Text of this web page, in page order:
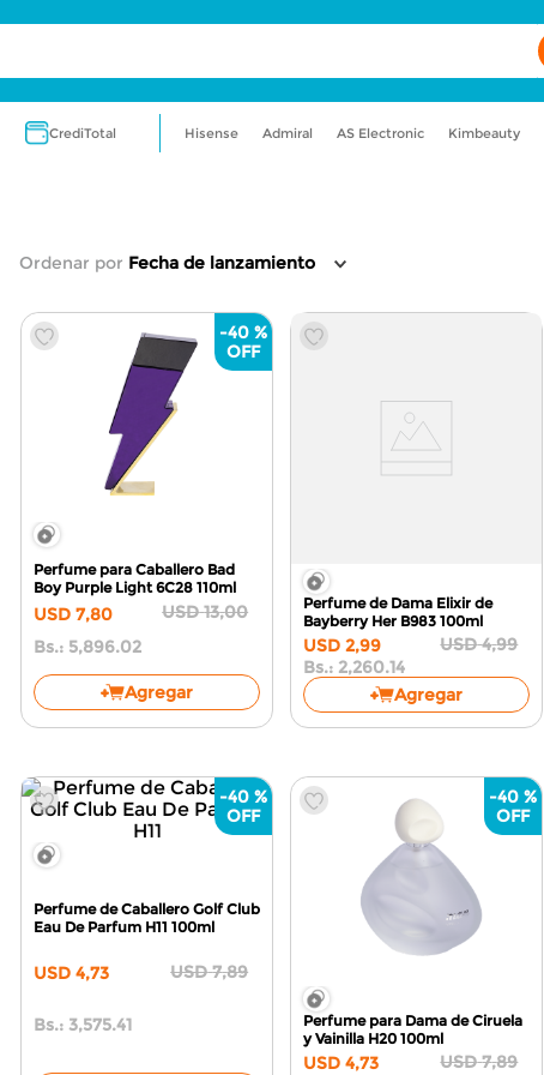
CrediTotal Hisense Admiral AS Electronic Kimbeauty
Ordenar por Fecha de lanzamiento
-40 %
Perfume para Caballero Bad
Boy Purple Light 6C28 110ml
USD 7,80 USD 13,00
Bs.: 5,896.02
Agregar
Perfume de Dama Elixir de
Bayberry Her B983 100ml
USD 2,99 USD 4,99
Bs.: 2,260.14
Agregar
-40 %
Perfume de Caballero Golf Club
Eau De Parfum H11 100ml
USD 4,73 USD 7,89
Bs.: 3,575.41
-40 %
Perfume para Dama de Ciruela
y Vainilla H20 100ml
USD 4,73 USD 7,89